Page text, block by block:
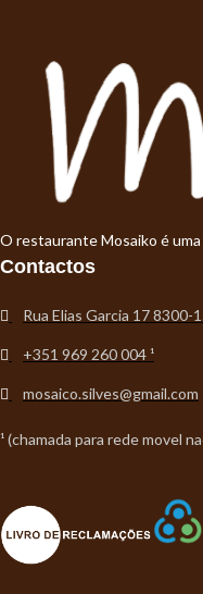
O restaurante Mosaiko é
Contactos
Rua Elias Garcia 17 8300-
+351 969 260 004 ¹
mosaico.silves@gmail.com
¹ (chamada para rede movel